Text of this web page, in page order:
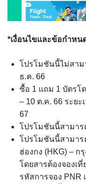
*เงื่อนไขและข้อกำหน
โปรโมชันนี้ไม่สาม
ธ.ค. 66
ซื้อ 1 แถม 1 บัตรโ
– 10 ต.ค. 66 ระยะ
67
โปรโมชันนี้สามาร
โปรโมชันนี้สามาร
ฮ่องกง (HKG) – ก
โดยสารต้องจองเ
รหัสการจอง PNR